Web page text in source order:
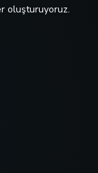
oluşturuyoruz.